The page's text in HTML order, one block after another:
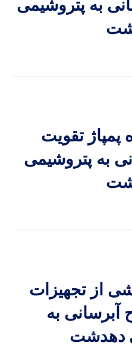
به پتروشیمی
پمپاژ تقویت
به پتروشیمی
از تجهیزات
آبرسانی به
دهدشت